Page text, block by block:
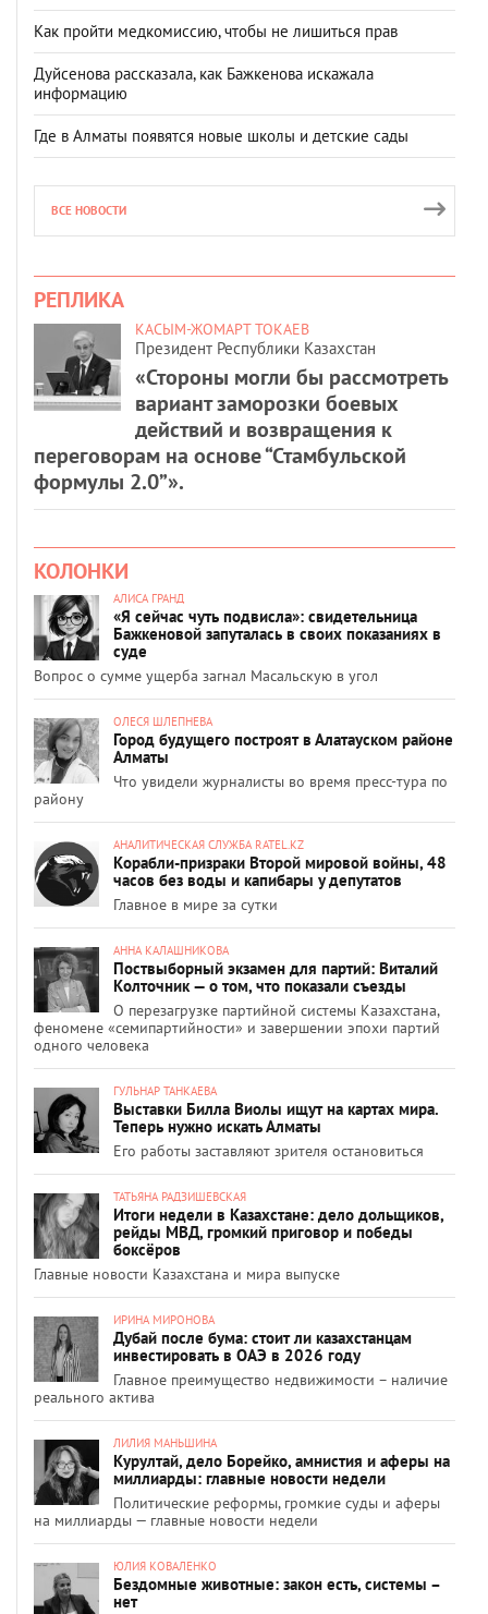
Как пройти медкомиссию, чтобы не лишиться прав
Дуйсенова рассказала, как Бажкенова искажала
информацию
Где в Алматы появятся новые школы и детские сады
ВСЕ НОВОСТИ
РЕПЛИКА
КАСЫМ-ЖОМАРТ ТОКАЕВ
Президент Республики Казахстан
«Стороны могли бы рассмотреть
вариант заморозки боевых
действий и возвращения к
переговорам на основе “Стамбульской
формулы 2.0”».
КОЛОНКИ
АЛИСА ГРАНД
«Я сейчас чуть подвисла»: свидетельница
Бажкеновой запуталась в своих показаниях в
суде
Вопрос о сумме ущерба загнал Масальскую в угол
ОЛЕСЯ ШЛЕПНЕВА
Город будущего построят в Алатауском районе
Алматы
Что увидели журналисты во время пресс-тура по
району
АНАЛИТИЧЕСКАЯ СЛУЖБА RATEL.KZ
Корабли-призраки Второй мировой войны, 48
часов без воды и капибары у депутатов
Главное в мире за сутки
АННА КАЛАШНИКОВА
Поствыборный экзамен для партий: Виталий
Колточник — о том, что показали съезды
О перезагрузке партийной системы Казахстана,
феномене «семипартийности» и завершении эпохи партий
одного человека
ГУЛЬНАР ТАНКАЕВА
Выставки Билла Виолы ищут на картах мира.
Теперь нужно искать Алматы
Его работы заставляют зрителя остановиться
ТАТЬЯНА РАДЗИШЕВСКАЯ
Итоги недели в Казахстане: дело дольщиков,
рейды МВД, громкий приговор и победы
боксёров
Главные новости Казахстана и мира выпуске
ИРИНА МИРОНОВА
Дубай после бума: стоит ли казахстанцам
инвестировать в ОАЭ в 2026 году
Главное преимущество недвижимости – наличие
реального актива
ЛИЛИЯ МАНЬШИНА
Курултай, дело Борейко, амнистия и аферы на
миллиарды: главные новости недели
Политические реформы, громкие суды и аферы
на миллиарды — главные новости недели
ЮЛИЯ КОВАЛЕНКО
Бездомные животные: закон есть, системы –
нет